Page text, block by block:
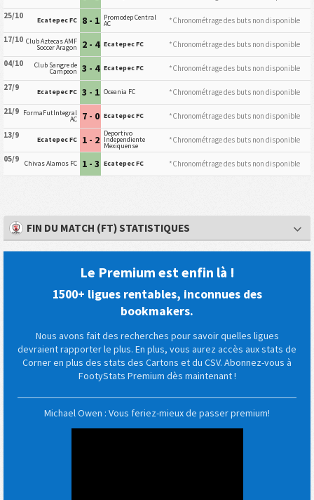
25/10
Ecatepec FC 8 - 1 Promodep Central
AC
*Chronométrage des buts non disponible
17/10 Club Aztecas AMF
Soccer Aragon 2 - 4 Ecatepec FC
*Chronométrage des buts non disponible
04/10
Club Sangre de
Campeon 3 - 4 Ecatepec FC
*Chronométrage des buts non disponible
27/9
Ecatepec FC 3 - 1 Oceania FC
*Chronométrage des buts non disponible
21/9 FormaFutIntegral
AC 7 - 0 Ecatepec FC
*Chronométrage des buts non disponible
13/9
Ecatepec FC 1 - 2 Deportivo
Independiente
Mexiquense
*Chronométrage des buts non disponible
05/9
Chivas Alamos FC 1 - 3 Ecatepec FC *Chronométrage des buts non disponible
FIN DU MATCH (FT) STATISTIQUES
Le Premium est enfin là !
1500+ ligues rentables, inconnues des
bookmakers.
Nous avons fait des recherches pour savoir quelles ligues
devraient rapporter le plus. En plus, vous aurez accès aux stats de
Corner en plus des stats des Cartons et du CSV. Abonnez-vous à
FootyStats Premium dès maintenant !
Michael Owen : Vous feriez-mieux de passer premium!